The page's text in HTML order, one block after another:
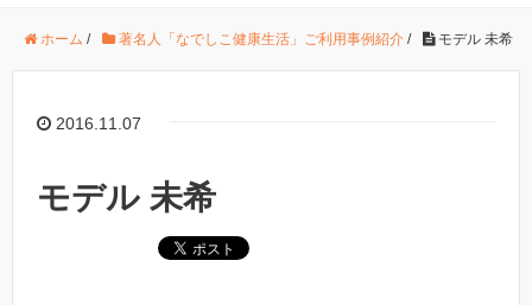
ホーム / 著名人「なでしこ健康生活」ご利用事例紹介 / モデル 未希
2016.11.07
モデル 未希